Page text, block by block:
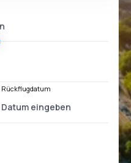
Rückflugdatum